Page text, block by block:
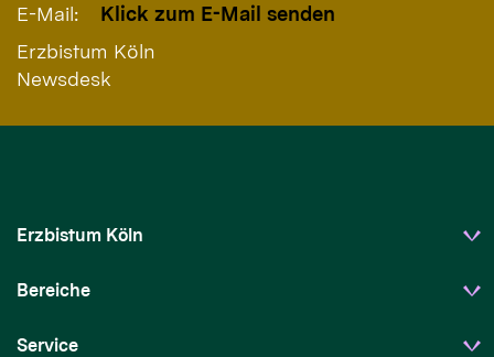
E-Mail:
Klick zum E-Mail senden
Erzbistum Köln
Newsdesk
Erzbistum Köln
Bereiche
Service